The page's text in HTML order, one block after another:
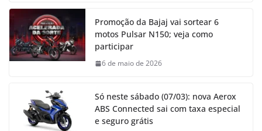
Promoção da Bajaj vai sortear 6
motos Pulsar N150; veja como
participar
6 de maio de 2026
Só neste sábado (07/03): nova Aerox
ABS Connected sai com taxa especial
e seguro grátis